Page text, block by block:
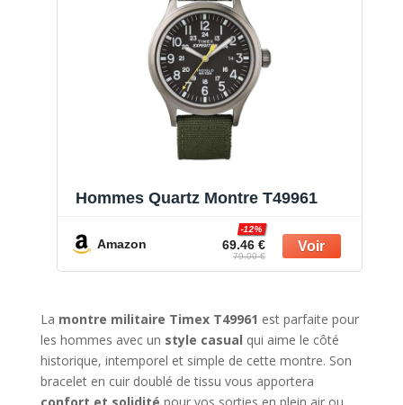
Hommes Quartz Montre T49961
Amazon 69.46 €
-12%
79.00 €
La montre militaire Timex T49961 est parfaite pour
les hommes avec un style casual qui aime le côté
historique, intemporel et simple de cette montre. Son
bracelet en cuir doublé de tissu vous apportera